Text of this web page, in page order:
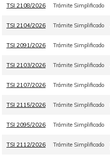
TSI 2108/2026 Trámite Simplificado
TSI 2104/2026 Trámite Simplificado
TSI 2091/2026 Trámite Simplificado
TSI 2103/2026 Trámite Simplificado
TSI 2107/2026 Trámite Simplificado
TSI 2115/2026 Trámite Simplificado
TSI 2095/2026 Trámite Simplificado
TSI 2112/2026 Trámite Simplificado